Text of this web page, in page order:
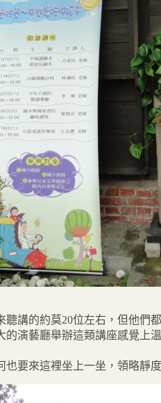
聽講的約莫20位左右，但他們
的演藝廳舉辦這類講座感覺上
也要來這裡坐上一坐，領略靜